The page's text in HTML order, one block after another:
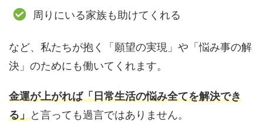
周りにいる家族も助けてくれる
など、私たちが抱く「願望の実現」や「悩み事の解
決」のためにも働いてくれます。
金運が上がれば「日常生活の悩み全てを解決でき
る」と言っても過言ではありません。